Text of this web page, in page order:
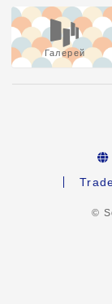
Галерей
©